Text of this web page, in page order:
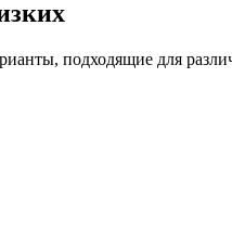
подходящие для